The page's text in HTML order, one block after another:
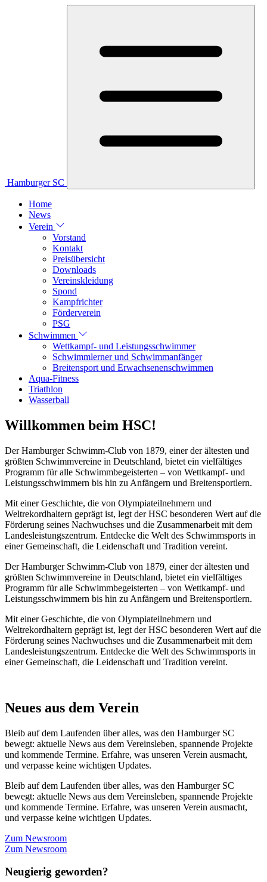
Hamburger SC
Home
News
Verein
Vorstand
Kontakt
Preisübersicht
Downloads
Vereinskleidung
Spond
Kampfrichter
Förderverein
PSG
Schwimmen
Wettkampf- und Leistungsschwimmer
Schwimmlerner und Schwimmanfänger
Breitensport und Erwachsenenschwimmen
Aqua-Fitness
Triathlon
Wasserball
Willkommen beim HSC!
Der Hamburger Schwimm-Club von 1879, einer der ältesten und
größten Schwimmvereine in Deutschland, bietet ein vielfältiges
Programm für alle Schwimmbegeisterten – von Wettkampf- und
Leistungsschwimmern bis hin zu Anfängern und Breitensportlern.
Mit einer Geschichte, die von Olympiateilnehmern und
Weltrekordhaltern geprägt ist, legt der HSC besonderen Wert auf die
Förderung seines Nachwuchses und die Zusammenarbeit mit dem
Landesleistungszentrum. Entdecke die Welt des Schwimmsports in
einer Gemeinschaft, die Leidenschaft und Tradition vereint.
Der Hamburger Schwimm-Club von 1879, einer der ältesten und
größten Schwimmvereine in Deutschland, bietet ein vielfältiges
Programm für alle Schwimmbegeisterten – von Wettkampf- und
Leistungsschwimmern bis hin zu Anfängern und Breitensportlern.
Mit einer Geschichte, die von Olympiateilnehmern und
Weltrekordhaltern geprägt ist, legt der HSC besonderen Wert auf die
Förderung seines Nachwuchses und die Zusammenarbeit mit dem
Landesleistungszentrum. Entdecke die Welt des Schwimmsports in
einer Gemeinschaft, die Leidenschaft und Tradition vereint.
Neues aus dem Verein
Bleib auf dem Laufenden über alles, was den Hamburger SC
bewegt: aktuelle News aus dem Vereinsleben, spannende Projekte
und kommende Termine. Erfahre, was unseren Verein ausmacht,
und verpasse keine wichtigen Updates.
Bleib auf dem Laufenden über alles, was den Hamburger SC
bewegt: aktuelle News aus dem Vereinsleben, spannende Projekte
und kommende Termine. Erfahre, was unseren Verein ausmacht,
und verpasse keine wichtigen Updates.
Zum Newsroom
Zum Newsroom
Neugierig geworden?